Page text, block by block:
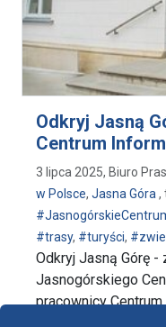
Odkryj Jasną
Centrum
3 lipca 2025, Biuro
w Polsce, Jasna Góra,
#trasy, #turyści,
Odkryj Jasną Górę
Jasnogórskiego
pracownicy